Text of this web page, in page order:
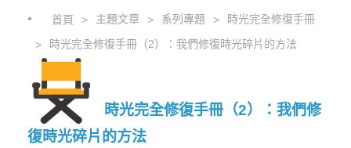
首頁 主題文章 系列專題
時光完全修復手冊
時光完全修復手冊（2）：我們修復時光碎片的方法
時光完全修復手冊（2）：我們修
復時光碎片的方法